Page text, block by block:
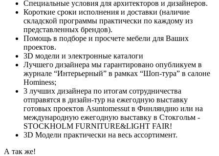
Специальные условия для архитекторов и дизайнеров.
Короткие сроки исполнения и доставки (наличие
складской программы практически по каждому из
представленных брендов).
Помощь в подборе и просчете мебели для Ваших
проектов.
3D модели и электронные каталоги
Лучшего дизайнера мы гарантировано опубликуем в
журнале “Интерьерный” в рамках “Шоп-тура” в салоне
Hominess;
3 лучших дизайнера по итогам сотрудничества
отправятся в дизайн-тур на ежегодную выставку
готовых проектов Asuntomessut в Финляндию или на
международную ежегодную выставку в Стокгольм -
STOCKHOLM FURNITURE&LIGHT FAIR!
3D Модели практически на весь ассортимент.
А так же!